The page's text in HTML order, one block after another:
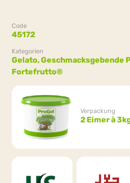
Code
45172
Kategorien
Gelato,Geschmacksgebende
Fortefrutto®
Verpackung
2 Eimer à